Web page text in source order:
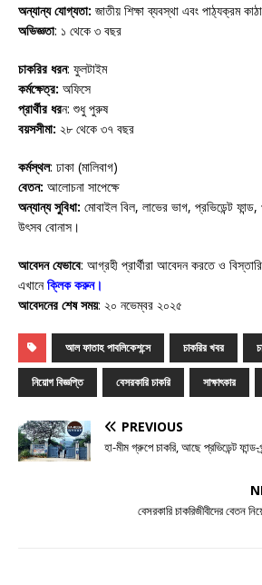
অন্যান্য যোগ্যতা: জাতীয় শিক্ষা ব্যবস্থা এবং পাঠ্যক্রম
অভিজ্ঞতা: ১ থেকে ৩ বছর
চাকরির ধরন: ফুলটাইম
কর্মক্ষেত্র: অফিসে
প্রার্থীর ধরন: শুধু পুরুষ
বয়সসীমা: ২৮ থেকে ৩৭ বছর
কর্মস্থল: ঢাকা (মালিবাগ)
বেতন: আলোচনা সাপেক্ষে
অন্যান্য সুবিধা: মোবাইল বিল, লাভের ভাগ, প্রভিডেন্ট
উৎসব বোনাস।
আবেদন যেভাবে: আগ্রহী প্রার্থীরা আবেদন করতে ও
এখানে ক্লিক করুন।
আবেদনের শেষ সময়: ২০ নভেম্বর ২০২৫
আল ফাতাহ পাবলিকেশন্সে চাকরির খবর
নিয়োগ বিজ্ঞপ্তি বেসরকারি চাকরি সাক্ষাৎকার
PREVIOUS
হা-মীম গ্রুপে চাকরি, আছে প্রভিডেন্ট ফান্ড-
বেসরকারি চাকরিজীবীদের বেতন